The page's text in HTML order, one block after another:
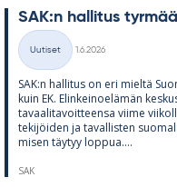
SAK:n hal­li­tus
Kategoriat
Uutiset
1.6.2026
SAK:n hal­li­tus on eri mieltä
kuin EK. Elin­kei­noe­lä­män
ta­vaa­li­ta­voit­teensa viime
te­ki­jöi­den ja ta­val­lis­ten
mi­sen täy­tyy lop­pua....
SAK